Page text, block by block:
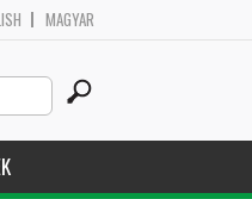
MAGYAR
Search
this
site